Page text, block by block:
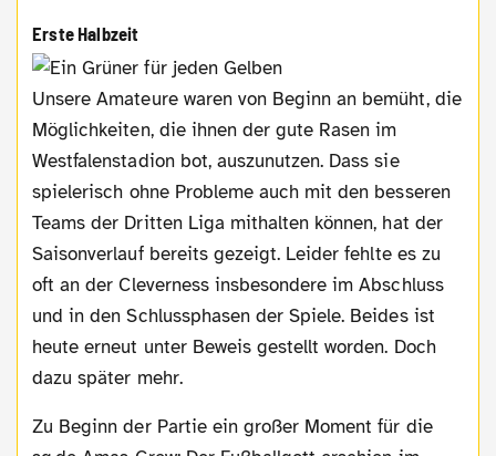
Erste Halbzeit
Unsere Amateure waren von Beginn an bemüht, die
Möglichkeiten, die ihnen der gute Rasen im
Westfalenstadion bot, auszunutzen. Dass sie
spielerisch ohne Probleme auch mit den besseren
Teams der Dritten Liga mithalten können, hat der
Saisonverlauf bereits gezeigt. Leider fehlte es zu
oft an der Cleverness insbesondere im Abschluss
und in den Schlussphasen der Spiele. Beides ist
heute erneut unter Beweis gestellt worden. Doch
dazu später mehr.
Zu Beginn der Partie ein großer Moment für die